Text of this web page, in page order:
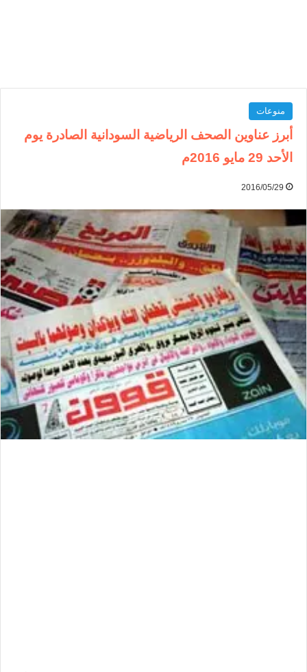
منوعات
أبرز عناوين الصحف الرياضية السودانية الصادرة يوم
الأحد 29 مايو 2016م
2016/05/29